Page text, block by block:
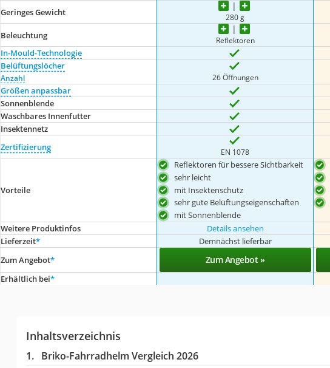
Geringes Gewicht
280 g
Beleuchtung Reflektoren
In-Mould-Technologie
Belüftungslöcher
Anzahl 26 Öffnungen
Größen anpassbar
Sonnenblende
Waschbares Innenfutter
Insektennetz
Zertifizierung
EN 1078
Vorteile
Reflektoren für bessere Sichtbarkeit
sehr leicht
mit Insektenschutz
sehr gute Belüftungseigenschaften
mit Sonnenblende
Weitere Produktinfos Details ansehen
Lieferzeit* Demnächst lieferbar
Zum Angebot* Zum Angebot »
Erhältlich bei*
Inhaltsverzeichnis
Briko-Fahrradhelm Vergleich 2026